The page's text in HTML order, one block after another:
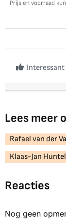
Prijs en voorraad
Interessant
Lees meer
Rafael van der
Klaas-Jan
Reacties
Nog geen